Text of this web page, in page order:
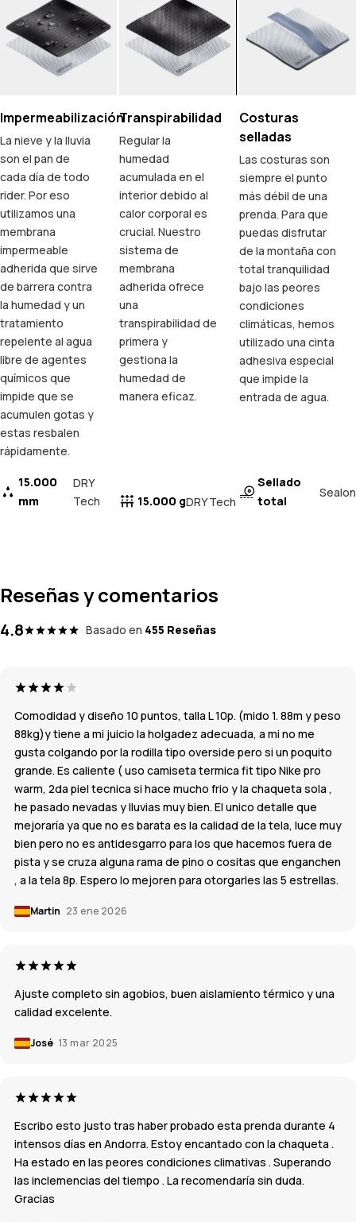
Impermeabilización
La nieve y la lluvia
son el pan de
cada día de todo
rider. Por eso
utilizamos una
membrana
impermeable
adherida que sirve
de barrera contra
la humedad y un
tratamiento
repelente al agua
libre de agentes
químicos que
impide que se
acumulen gotas y
estas resbalen
rápidamente.
15.000
mm
DRY
Tech
Transpirabilidad
Regular la
humedad
acumulada en el
interior debido al
calor corporal es
crucial. Nuestro
sistema de
membrana
adherida ofrece
una
transpirabilidad de
primera y
gestiona la
humedad de
manera eficaz.
15.000 gDRY Tech
Costuras
selladas
Las costuras son
siempre el punto
más débil de una
prenda. Para que
puedas disfrutar
de la montaña con
total tranquilidad
bajo las peores
condiciones
climáticas, hemos
utilizado una cinta
adhesiva especial
que impide la
entrada de agua.
Sellado
total
Sealon
Reseñas y comentarios
4.8 Basado en 455 Reseñas
Comodidad y diseño 10 puntos, talla L 10p. (mido 1. 88m y peso
88kg)y tiene a mi juicio la holgadez adecuada, a mi no me
gusta colgando por la rodilla tipo overside pero si un poquito
grande. Es caliente ( uso camiseta termica fit tipo Nike pro
warm, 2da piel tecnica si hace mucho frio y la chaqueta sola ,
he pasado nevadas y lluvias muy bien. El unico detalle que
mejoraría ya que no es barata es la calidad de la tela, luce muy
bien pero no es antidesgarro para los que hacemos fuera de
pista y se cruza alguna rama de pino o cositas que enganchen
, a la tela 8p. Espero lo mejoren para otorgarles las 5 estrellas.
Martin 23 ene 2026
Ajuste completo sin agobios, buen aislamiento térmico y una
calidad excelente.
José 13 mar 2025
Escribo esto justo tras haber probado esta prenda durante 4
intensos días en Andorra. Estoy encantado con la chaqueta .
Ha estado en las peores condiciones climativas . Superando
las inclemencias del tiempo . La recomendaría sin duda.
Gracias